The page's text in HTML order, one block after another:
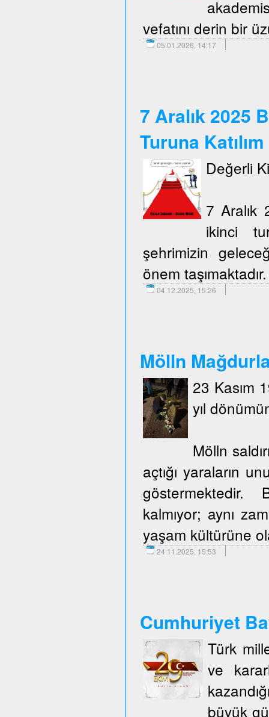
vefatını derin bir
05.01.2026, 14:17
7 Aralık 2025
Turuna Katılım
Değerli
7 Aralık
ikinci
şehrimizin
önem taşımaktadır.
04.12.2025, 15:26
Mölln
23 Kasım
yıl
Mölln
açtığı yaraların
göstermektedir.
kalmıyor; aynı
yaşam kültürüne
24.11.2025, 15:53
Cumhuriyet
Türk
ve
büyük